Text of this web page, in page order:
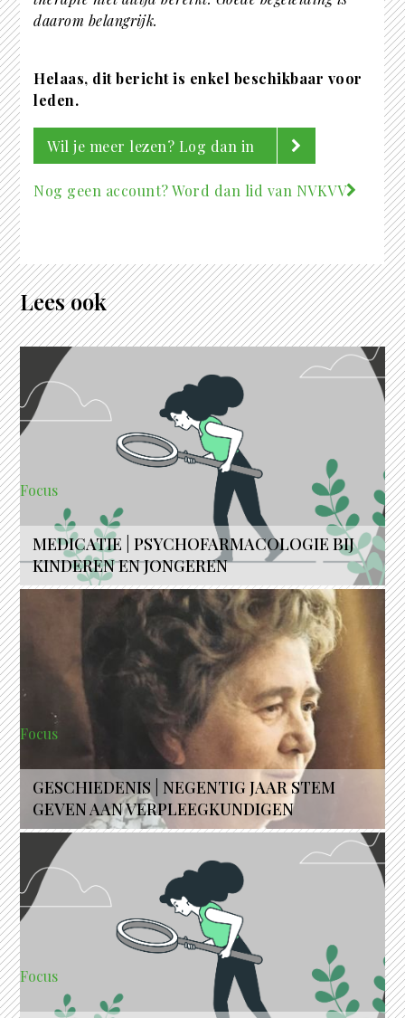
daarom belangrijk.
Helaas, dit bericht is enkel beschikbaar voor
leden.
Wil je meer lezen? Log dan in
Nog geen account? Word dan lid van NVKVV
Lees ook
Focus
MEDICATIE | PSYCHOFARMACOLOGIE BIJ
KINDEREN EN JONGEREN
Focus
GESCHIEDENIS | NEGENTIG JAAR STEM
GEVEN AAN VERPLEEGKUNDIGEN
Focus